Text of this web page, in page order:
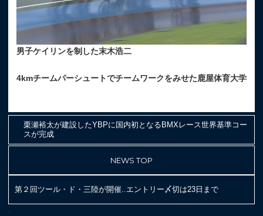
男子ケイリンを制した末木浩二
4kmチームパーシュートでチームワークをみせた鹿屋体育大学
栗瀬裕太が建設したYBPに国内初となるBMXレース世界基準コー
スが完成
NEWS TOP
第２回ツール・ド・三陸が開催..エントリー〆切は23日まで
;